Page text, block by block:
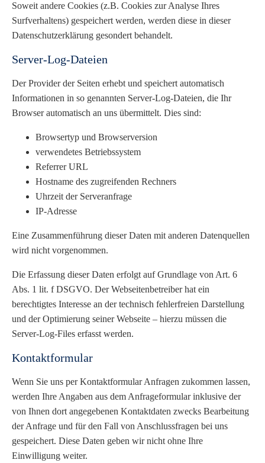
Soweit andere Cookies (z.B. Cookies zur Analyse Ihres
Surfverhaltens) gespeichert werden, werden diese in dieser
Datenschutzerklärung gesondert behandelt.
Server-Log-Dateien
Der Provider der Seiten erhebt und speichert automatisch
Informationen in so genannten Server-Log-Dateien, die Ihr
Browser automatisch an uns übermittelt. Dies sind:
Browsertyp und Browserversion
verwendetes Betriebssystem
Referrer URL
Hostname des zugreifenden Rechners
Uhrzeit der Serveranfrage
IP-Adresse
Eine Zusammenführung dieser Daten mit anderen Datenquellen
wird nicht vorgenommen.
Die Erfassung dieser Daten erfolgt auf Grundlage von Art. 6
Abs. 1 lit. f DSGVO. Der Webseitenbetreiber hat ein
berechtigtes Interesse an der technisch fehlerfreien Darstellung
und der Optimierung seiner Webseite – hierzu müssen die
Server-Log-Files erfasst werden.
Kontaktformular
Wenn Sie uns per Kontaktformular Anfragen zukommen lassen,
werden Ihre Angaben aus dem Anfrageformular inklusive der
von Ihnen dort angegebenen Kontaktdaten zwecks Bearbeitung
der Anfrage und für den Fall von Anschlussfragen bei uns
gespeichert. Diese Daten geben wir nicht ohne Ihre
Einwilligung weiter.